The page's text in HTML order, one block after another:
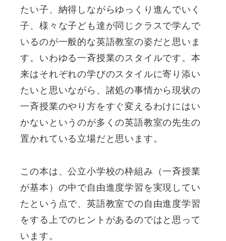
たい子、納得しながらゆっくり進んでいく
子、様々な子ども達が同じクラスで学んで
いるのが一般的な英語教室の姿だと思いま
す。いわゆる一斉授業のスタイルです。本
来はそれぞれの学びのスタイルに寄り添い
たいと思いながら、諸処の事情から現状の
一斉授業のやり方をすぐ変えるわけにはい
かないというのが多くの英語教室の先生の
置かれている立場だと思います。
この本は、公立小学校の枠組み（一斉授業
が基本）の中で自由進度学習を実現してい
たという点で、英語教室での自由進度学習
をする上でのヒントがあるのではと思って
います。